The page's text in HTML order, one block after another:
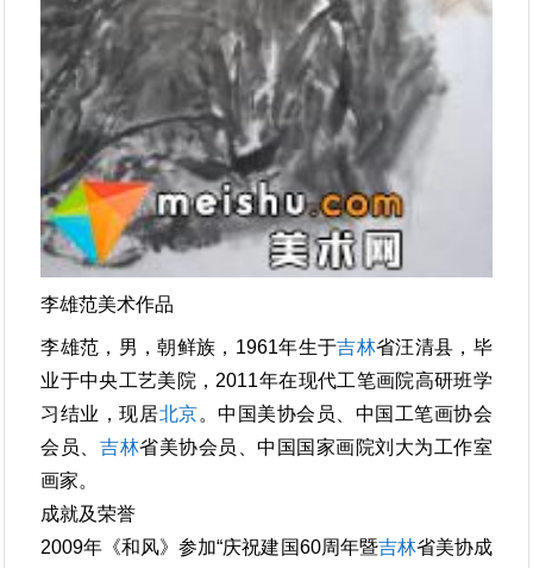
李雄范美术作品
李雄范，男，朝鲜族，1961年生于吉林省汪清县，毕
业于中央工艺美院，2011年在现代工笔画院高研班学
习结业，现居北京。中国美协会员、中国工笔画协会
会员、 吉林省美协会员、中国国家画院刘大为工作室
画家。
成就及荣誉
2009年《和风》参加“庆祝建国60周年暨吉林省美协成